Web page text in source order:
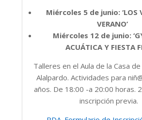
Miércoles 5 de junio: ‘LOS
VERANO’
Miércoles 12 de junio:
ACUÁTICA Y FIESTA
Talleres en el Aula de la Casa
Alalpardo. Actividades para
años. De 18:00 -a 20:00 horas.
inscripción previa.